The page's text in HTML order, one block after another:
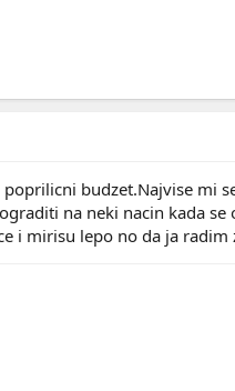
budzet.Najvise mi
na neki nacin kada
i mirisu lepo no da ja